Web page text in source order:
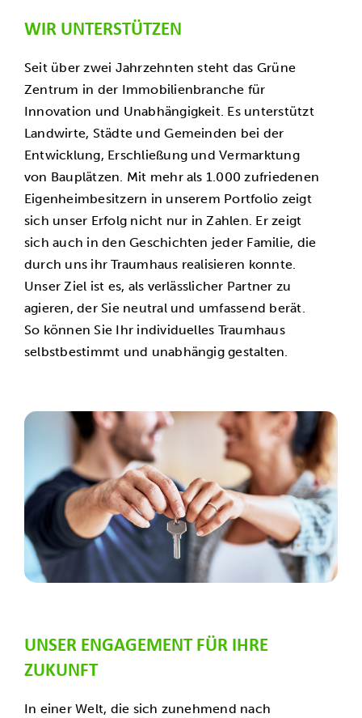
WIR UNTERSTÜTZEN
Seit über zwei Jahrzehnten steht das Grüne
Zentrum in der Immobilienbranche für
Innovation und Unabhängigkeit. Es unterstützt
Landwirte, Städte und Gemeinden bei der
Entwicklung, Erschließung und Vermarktung
von Bauplätzen. Mit mehr als 1.000 zufriedenen
Eigenheimbesitzern in unserem Portfolio zeigt
sich unser Erfolg nicht nur in Zahlen. Er zeigt
sich auch in den Geschichten jeder Familie, die
durch uns ihr Traumhaus realisieren konnte.
Unser Ziel ist es, als verlässlicher Partner zu
agieren, der Sie neutral und umfassend berät.
So können Sie Ihr individuelles Traumhaus
selbstbestimmt und unabhängig gestalten.
UNSER ENGAGEMENT FÜR IHRE
ZUKUNFT
In einer Welt, die sich zunehmend nach